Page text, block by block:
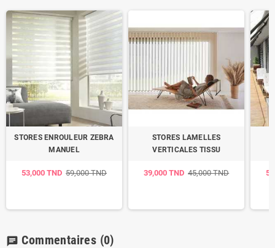
STORES ENROULEUR ZEBRA
MANUEL
53,000 TND 59,000 TND
STORES LAMELLES
VERTICALES TISSU
39,000 TND 45,000 TND
chat Commentaires (0)